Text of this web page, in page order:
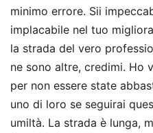
minimo errore. Sii
implacabile nel tuo
la strada del vero
ne sono altre, credimi. Ho
per non essere state
uno di loro se seguirai
umiltà. La strada è lunga,